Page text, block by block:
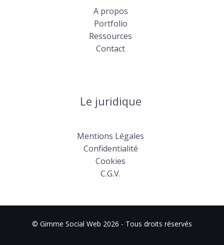
A propos
Portfolio
Ressources
Contact
Le juridique
Mentions Légales
Confidentialité
Cookies
C.G.V.
© Gimme Social Web 2026 - Tous droits réservés